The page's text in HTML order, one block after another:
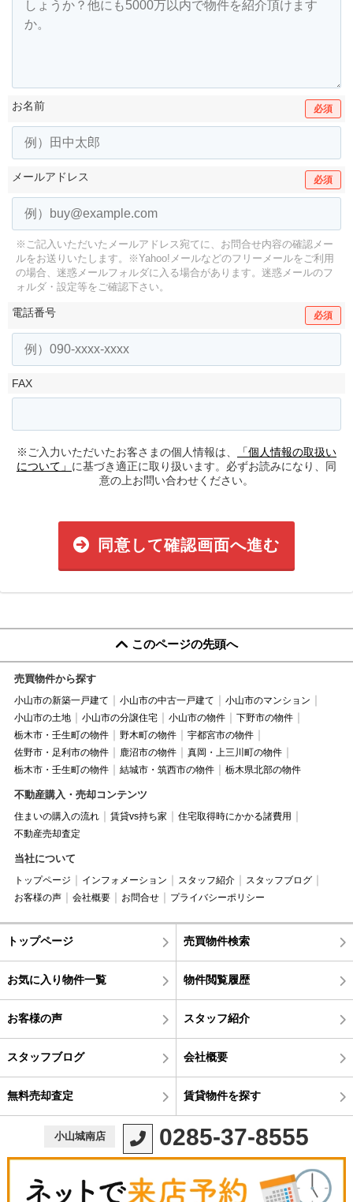
お名前 必須
メールアドレス 必須
※ご記入いただいたメールアドレス宛てに、お問合せ内容の確認メー
ルをお送りいたします。
※Yahoo!メールなどのフリーメールをご利用
の場合、迷惑メールフォルダに入る場合があります。 迷惑メールのフ
ォルダ・設定等をご確認下さい。
電話番号 必須
FAX
※ご入力いただいたお客さまの個人情報は、
「個人情報の取扱い
について」 に基づき適正に取り扱います。必ずお読みになり、同
意の上お問い合わせください。
同意して確認画面へ進む
このページの先頭へ
売買物件から探す
小山市の新築一戸建て 小山市の中古一戸建て
小山市のマンション
小山市の土地
小山市の分譲住宅 小山市の物件
下野市の物件
栃木市・壬生町の物件
野木町の物件
宇都宮市の物件
佐野市・足利市の物件
鹿沼市の物件
真岡・上三川町の物件
栃木市・壬生町の物件
結城市・筑西市の物件 栃木県北部の物件
不動産購入・売却コンテンツ
住まいの購入の流れ 賃貸vs持ち家
住宅取得時にかかる諸費用
不動産売却査定
当社について
トップページ インフォメーション スタッフ紹介
スタッフブログ
お客様の声
会社概要 お問合せ プライバシーポリシー
トップページ 売買物件検索
お気に入り物件一覧 物件閲覧履歴
お客様の声 スタッフ紹介
スタッフブログ 会社概要
無料売却査定 賃貸物件を探す
小山城南店 0285-37-8555